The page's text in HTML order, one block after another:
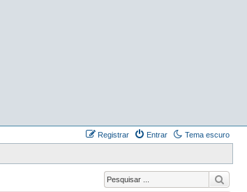
Tema escuro
Entrar
Registrar